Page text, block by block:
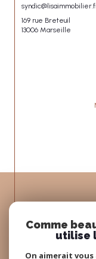
169 rue Breteuil
13006 Marseille
Comme
utilise
On aimerait